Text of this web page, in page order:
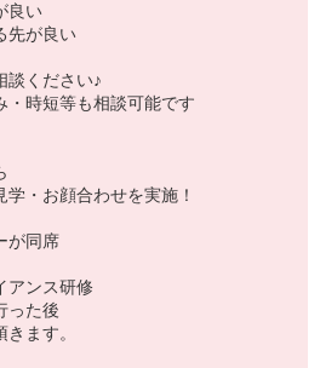
良い
先が良い
談ください♪
時短等も相談可能です
・お顔合わせを実施！
が同席
アンス研修
った後
ます。